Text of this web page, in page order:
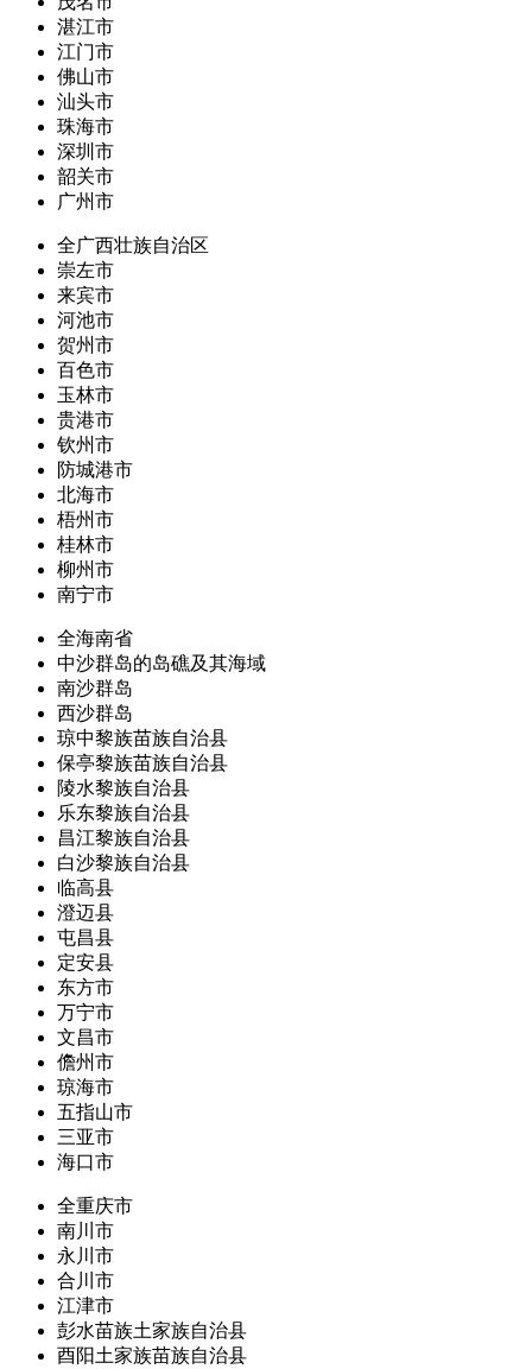
湛江市
江门市
佛山市
汕头市
珠海市
深圳市
韶关市
广州市
全广西壮族自治区
崇左市
来宾市
河池市
贺州市
百色市
玉林市
贵港市
钦州市
防城港市
北海市
梧州市
桂林市
柳州市
南宁市
全海南省
中沙群岛的岛礁及其海域
南沙群岛
西沙群岛
琼中黎族苗族自治县
保亭黎族苗族自治县
陵水黎族自治县
乐东黎族自治县
昌江黎族自治县
白沙黎族自治县
临高县
澄迈县
屯昌县
定安县
东方市
万宁市
文昌市
儋州市
琼海市
五指山市
三亚市
海口市
全重庆市
南川市
永川市
合川市
江津市
彭水苗族土家族自治县
酉阳土家族苗族自治县